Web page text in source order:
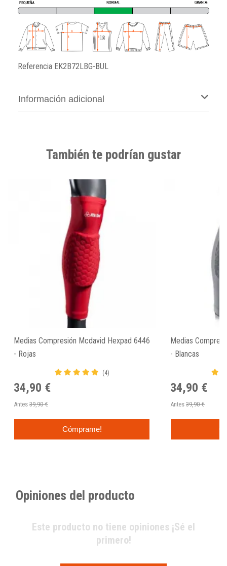
Referencia EK2B72LBG-BUL
Información adicional
También te podrían gustar
Medias Compresión Mcdavid Hexpad 6446
- Rojas
(4)
34,90 €
Antes 39,90 €
Cómprame!
Medias
- Blancas
34,90 €
Antes 39,90 €
Opiniones del producto
Este producto no tiene opiniones ¡Sé el
primero!